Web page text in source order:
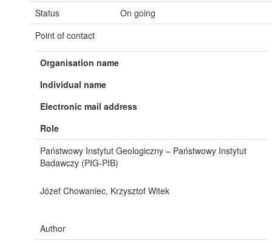
Status
On going
Point of contact
Organisation name
Individual name
Electronic mail address
Role
Państwowy Instytut Geologiczny – Państwowy Instytut
Badawczy (PIG-PIB)
Józef Chowaniec, Krzysztof Witek
Author